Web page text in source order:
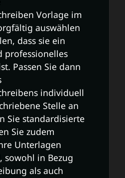
Vorlage im
auswählen
dass sie ein
professionelles
Passen Sie dann
individuell
Stelle an
Sie standardisierte
Sie zudem
Unterlagen
sowohl in Bezug
als auch